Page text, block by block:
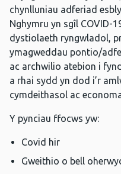
chynlluniau adferiad
Nghymru yn sgîl COVID-
dystiolaeth ryngwladol,
ymagweddau pontio/
ac archwilio atebion i
a rhai sydd yn dod i’r
cymdeithasol ac
Y pynciau ffocws yw:
Covid hir
Gweithio o bell